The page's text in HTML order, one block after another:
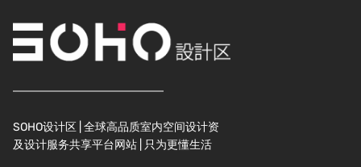
SOHO设计区 | 全球高品质室内空间设计资
及设计服务共享平台网站 | 只为更懂生活